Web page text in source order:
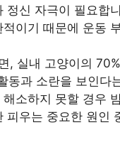
신 자극이 필요합
이기 때문에 운동
, 실내 고양이의
과 소란을 보인다
소하지 못할 경우
우는 중요한 원인